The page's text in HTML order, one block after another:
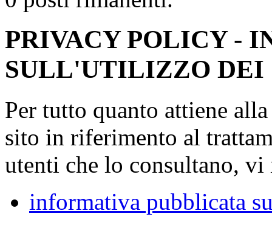
PRIVACY POLICY -
SULL'UTILIZZO DEI
Per tutto quanto attiene
sito in riferimento al
utenti che lo consultano,
informativa pubblicata